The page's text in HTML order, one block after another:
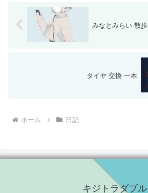
みなとみらい 散歩
タイヤ 交換 一本
ホーム 日記
キジトラダブル